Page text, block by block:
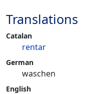
Translations
Catalan
rentar
German
waschen
English